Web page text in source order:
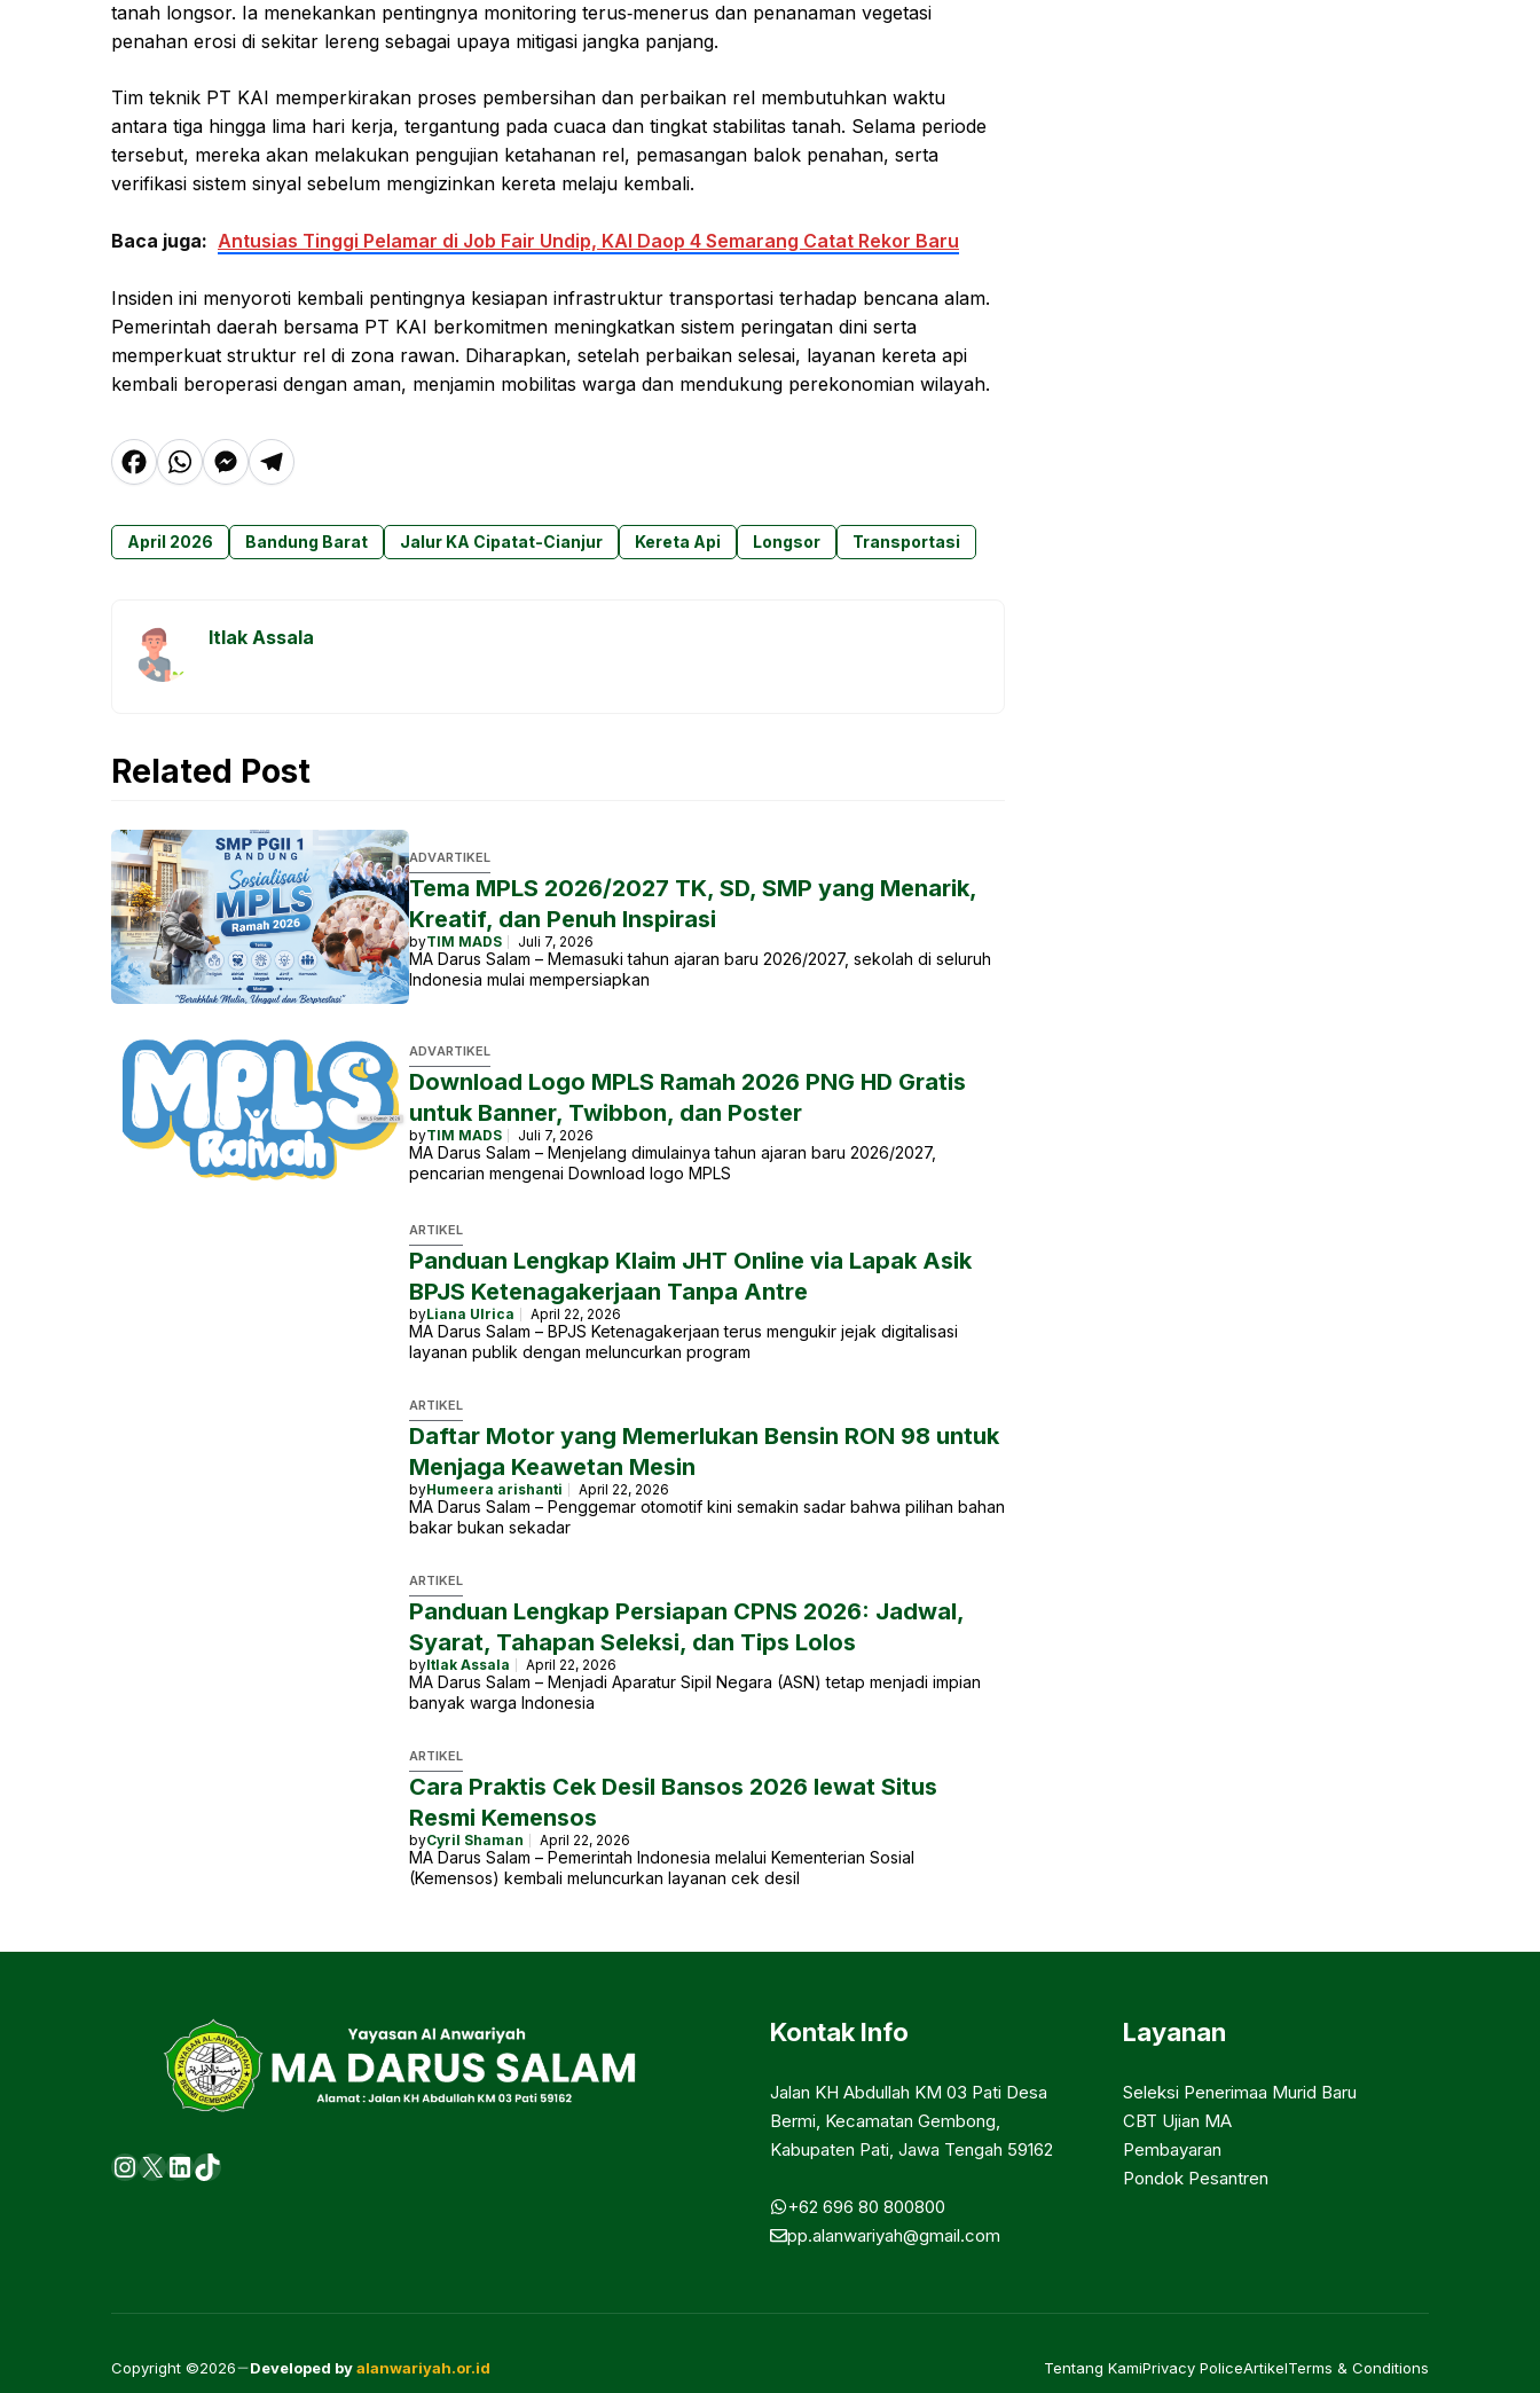
tanah longsor. Ia menekankan pentingnya monitoring terus‑menerus dan penanaman vegetasi
penahan erosi di sekitar lereng sebagai upaya mitigasi jangka panjang.
Tim teknik PT KAI memperkirakan proses pembersihan dan perbaikan rel membutuhkan waktu
antara tiga hingga lima hari kerja, tergantung pada cuaca dan tingkat stabilitas tanah. Selama periode
tersebut, mereka akan melakukan pengujian ketahanan rel, pemasangan balok penahan, serta
verifikasi sistem sinyal sebelum mengizinkan kereta melaju kembali.
Baca juga: Antusias Tinggi Pelamar di Job Fair Undip, KAI Daop 4 Semarang Catat Rekor Baru
Insiden ini menyoroti kembali pentingnya kesiapan infrastruktur transportasi terhadap bencana alam.
Pemerintah daerah bersama PT KAI berkomitmen meningkatkan sistem peringatan dini serta
memperkuat struktur rel di zona rawan. Diharapkan, setelah perbaikan selesai, layanan kereta api
kembali beroperasi dengan aman, menjamin mobilitas warga dan mendukung perekonomian wilayah.
F
a
c
e
o
o
W
h
at
s
p
p
M
e
s
s
n
r
T
el
e
g
a
April 2026 Bandung Barat Jalur KA Cipatat-Cianjur Kereta Api Longsor Transportasi
Itlak Assala
Related Post
ADVARTIKEL
Tema MPLS 2026/2027 TK, SD, SMP yang Menarik,
Kreatif, dan Penuh Inspirasi
byTIM MADS Juli 7, 2026
MA Darus Salam – Memasuki tahun ajaran baru 2026/2027, sekolah di seluruh
Indonesia mulai mempersiapkan
ADVARTIKEL
Download Logo MPLS Ramah 2026 PNG HD Gratis
untuk Banner, Twibbon, dan Poster
byTIM MADS Juli 7, 2026
MA Darus Salam – Menjelang dimulainya tahun ajaran baru 2026/2027,
pencarian mengenai Download logo MPLS
ARTIKEL
Panduan Lengkap Klaim JHT Online via Lapak Asik
BPJS Ketenagakerjaan Tanpa Antre
byLiana Ulrica April 22, 2026
MA Darus Salam – BPJS Ketenagakerjaan terus mengukir jejak digitalisasi
layanan publik dengan meluncurkan program
ARTIKEL
Daftar Motor yang Memerlukan Bensin RON 98 untuk
Menjaga Keawetan Mesin
byHumeera arishanti April 22, 2026
MA Darus Salam – Penggemar otomotif kini semakin sadar bahwa pilihan bahan
bakar bukan sekadar
ARTIKEL
Panduan Lengkap Persiapan CPNS 2026: Jadwal,
Syarat, Tahapan Seleksi, dan Tips Lolos
byItlak Assala April 22, 2026
MA Darus Salam – Menjadi Aparatur Sipil Negara (ASN) tetap menjadi impian
banyak warga Indonesia
ARTIKEL
Cara Praktis Cek Desil Bansos 2026 lewat Situs
Resmi Kemensos
byCyril Shaman April 22, 2026
MA Darus Salam – Pemerintah Indonesia melalui Kementerian Sosial
(Kemensos) kembali meluncurkan layanan cek desil
Instagram
X LinkedIn
https://www.tiktok.com/@ma.darus.salam.pati
Kontak Info
Jalan KH Abdullah KM 03 Pati Desa
Bermi, Kecamatan Gembong,
Kabupaten Pati, Jawa Tengah 59162
+62 696 80 800800
pp.alanwariyah@gmail.com
Layanan
Seleksi Penerimaa Murid Baru
CBT Ujian MA
Pembayaran
Pondok Pesantren
Copyright ©2026 Developed byalanwariyah.or.id Tentang KamiPrivacy PoliceArtikelTerms & Conditions